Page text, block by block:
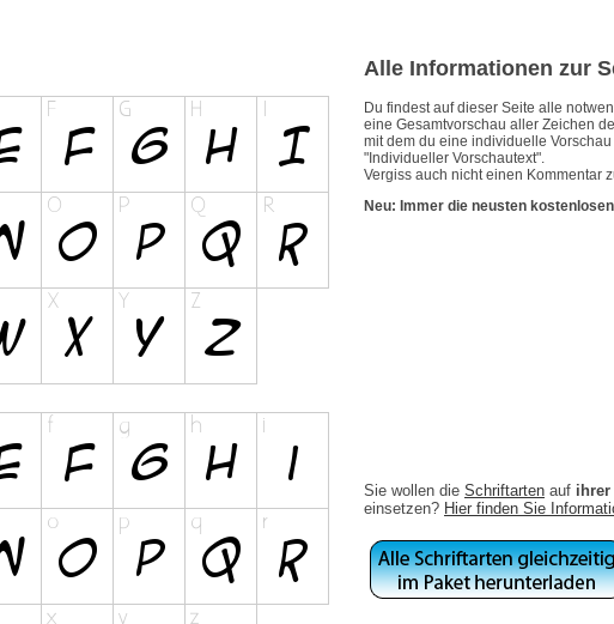
Alle Informationen zur
Du findest auf dieser Seite alle
eine Gesamtvorschau aller Zeichen
mit dem du eine individuelle
"Individueller Vorschautext".
Vergiss auch nicht einen Kommentar
Neu: Immer die neusten
Sie wollen die Schriftarten auf ihrer
einsetzen? Hier finden Sie